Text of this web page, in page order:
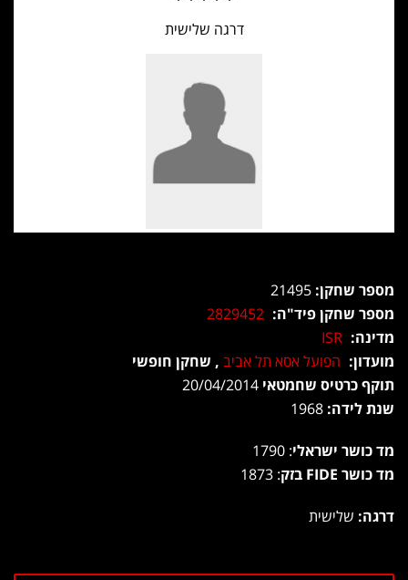
דרגה שלישית
מספר שחקן:
מספר שחקן פיד"ה: 2829452
מדינה: ISR
מועדון: הפועל אסא תל אביב , שחקן חופשי
תוקף כרטיס שחמטאי
שנת לידה:
מד כושר ישראלי: 1790
מד כושר FIDE בזק
: 1873
דרגה: שלישית